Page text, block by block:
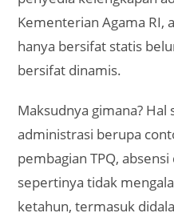
Kementerian Agama RI,
hanya bersifat statis
bersifat dinamis.
Maksudnya gimana?
administrasi berupa
pembagian TPQ,
sepertinya tidak
ketahun, termasuk